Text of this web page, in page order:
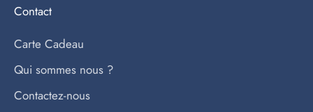
Contact
Carte Cadeau
Qui sommes nous ?
Contactez-nous